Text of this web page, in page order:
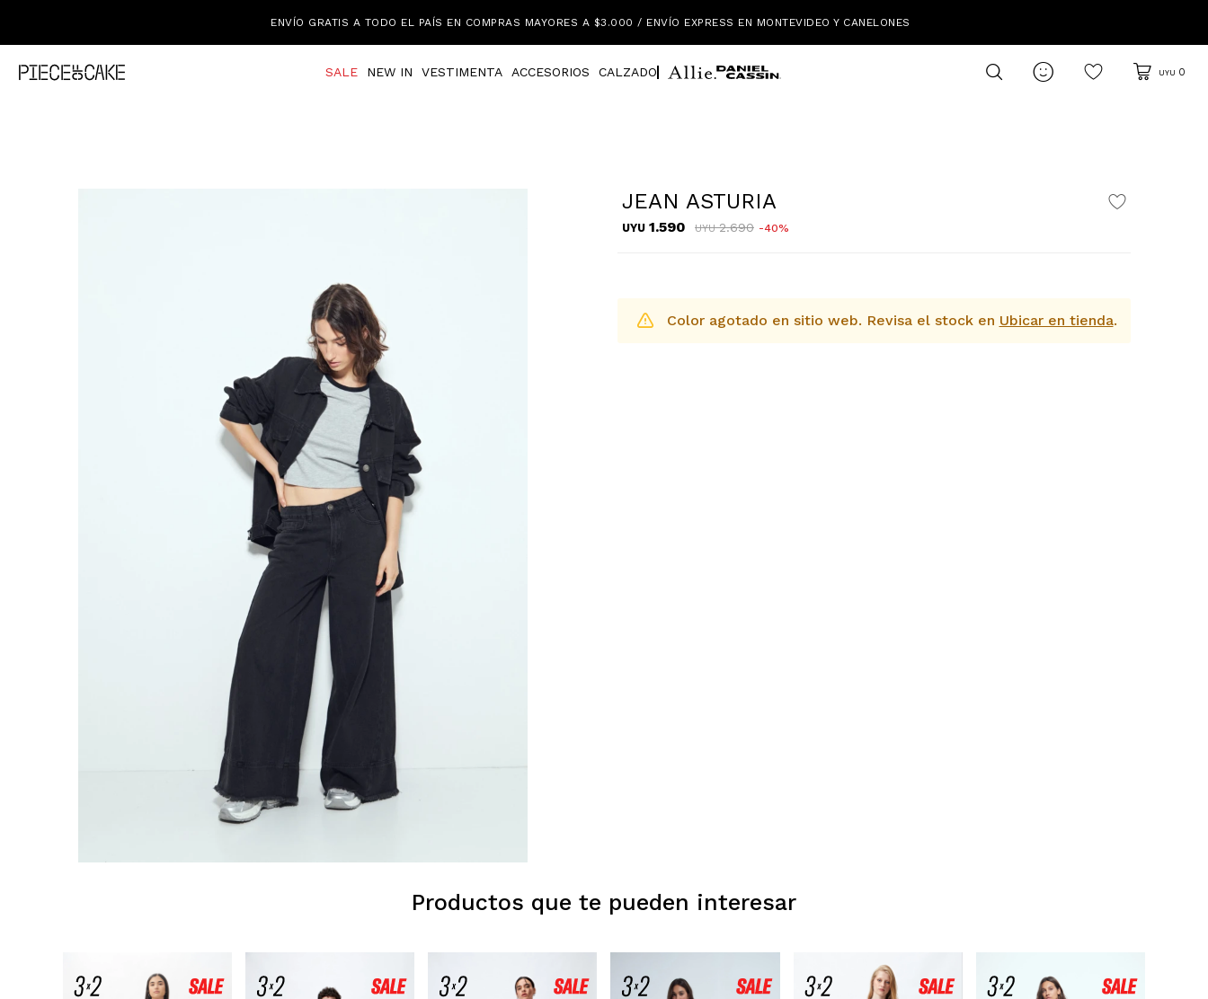
ENVÍO GRATIS A TODO EL PAÍS EN COMPRAS MAYORES A $3.000 / ENVÍO EXPRESS EN MONTEVIDEO Y CANELONES
SALE NEW IN VESTIMENTA ACCESORIOS CALZADO  UYU 0
JEAN ASTURIA
UYU 1.590 UYU 2.690 40
Color agotado en sitio web. Revisa el stock en Ubicar en tienda.
Productos que te pueden interesar